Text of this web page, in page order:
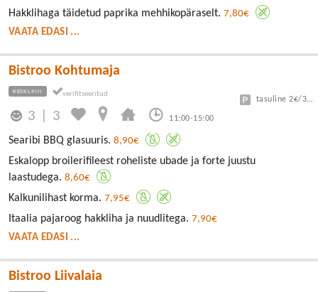
Hakklihaga täidetud paprika mehhikopäraselt. 7,80€
VAATA EDASI ...
Bistroo Kohtumaja
KESKLINN
3 3 11:00-15:00
tasuline 2€/30min
Searibi BBQ glasuuris. 8,90€
Eskalopp broilerifileest roheliste ubade ja forte juustu
laastudega. 8,60€
Kalkunilihast korma. 7,95€
Itaalia pajaroog hakkliha ja nuudlitega. 7,90€
VAATA EDASI ...
Bistroo Liivalaia